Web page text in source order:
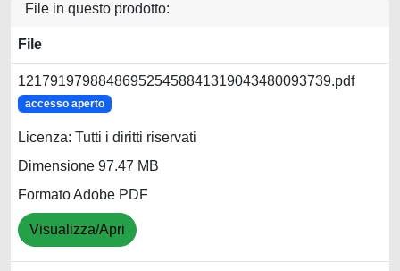
File in questo prodotto:
File
121791979884869525458841319043480093739.pdf
accesso aperto
Licenza: Tutti i diritti riservati
Dimensione 97.47 MB
Formato Adobe PDF
Visualizza/Apri